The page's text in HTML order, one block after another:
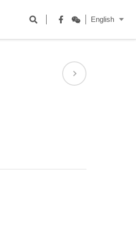
Facebook
WeChat
English